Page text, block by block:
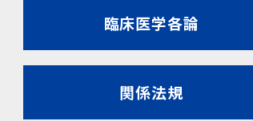
臨床医学各論
関係法規